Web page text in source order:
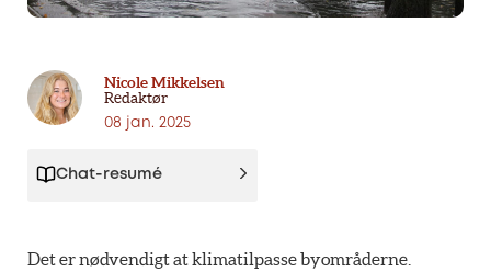
Nicole Mikkelsen
Redaktør
08 jan. 2025
Chat-resumé
Det er nødvendigt at klimatilpasse byområderne.